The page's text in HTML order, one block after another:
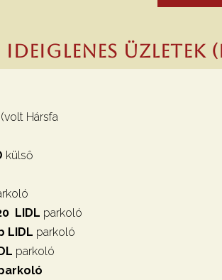
ideiglenes üzletek
Hársfa
külső
LIDL parkoló
LIDL parkoló
parkoló